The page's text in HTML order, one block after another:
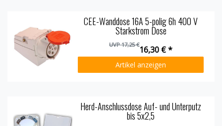
CEE-Wanddose 16A 5-polig 6h 400 V
Starkstrom Dose
UVP 17,25 €16,30 € *
Artikel anzeigen
Herd-Anschlussdose Auf- und Unterputz
bis 5x2,5